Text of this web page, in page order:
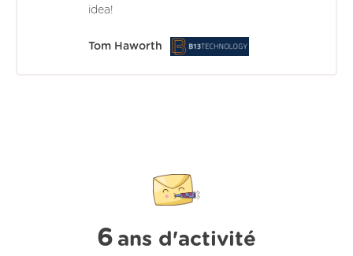
idea!
Tom Haworth
6 ans d'activité